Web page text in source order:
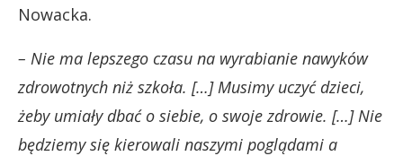
Nowacka.
– Nie ma lepszego czasu na wyrabianie nawyków
zdrowotnych niż szkoła. […] Musimy uczyć dzieci,
żeby umiały dbać o siebie, o swoje zdrowie. […] Nie
będziemy się kierowali naszymi poglądami a